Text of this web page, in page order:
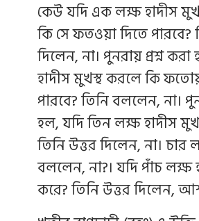
কেউ যদি এক লক্ষ হাদীস
কি সে ফতওয়া দিতে পারবে?
দিলেন, না। পুনরায় প্রশ্ন
হাদীস মুখস্থ করলে কি
পারবে? তিনি বললেন, না।
হল, যদি তিন লক্ষ হাদীস
তিনি উত্তর দিলেন, না। চার
বললেন, না?। যদি পাঁচ লক্ষ
করে? তিনি উত্তর দিলেন,